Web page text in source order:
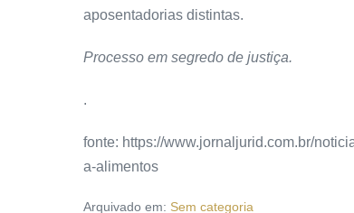
aposentadorias distintas.
Processo em segredo de justiça.
.
fonte: https://www.jornaljurid.com.br/
a-alimentos
Arquivado em: Sem categoria